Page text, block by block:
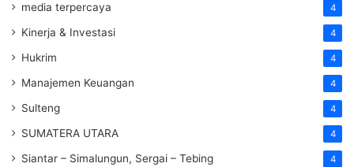
media terpercaya 4
Kinerja & Investasi 4
Hukrim 4
Manajemen Keuangan 4
Sulteng 4
SUMATERA UTARA 4
Siantar – Simalungun, Sergai – Tebing 4